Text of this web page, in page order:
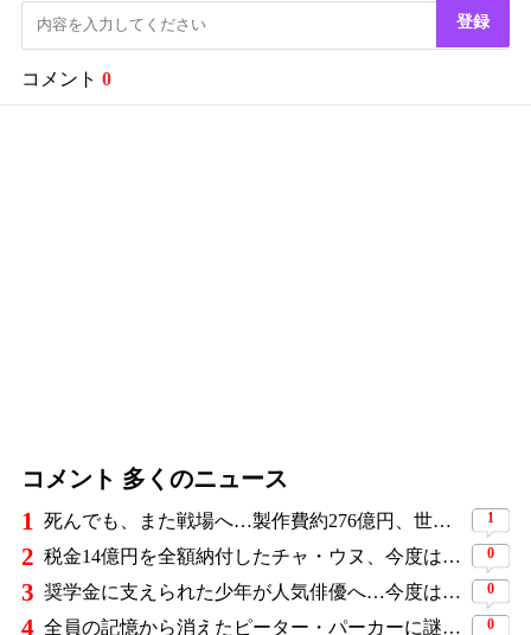
登録
コメント 0
コメント 多くのニュース
1 死んでも、また戦場へ…製作費約276億円、世界興収584億円のSF大作『オール・ユー・ニード・イズ・キル』がついに配信 1
2 税金14億円を全額納付したチャ・ウヌ、今度は軍服姿で登場…鍛え上げた上半身に驚きの声 0
3 奨学金に支えられた少年が人気俳優へ…今度は子どもたちに総額5,000万円を寄付 0
4 全員の記憶から消えたピーター・パーカーに謎の敵と制御不能の新能力…『スパイダーマン：ブランド・ニュー・デイ』に期待爆発 0